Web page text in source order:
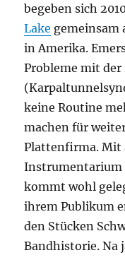
begeben sich
Lake gemeinsam
in Amerika.
Probleme mit
keine Routine
machen für
Plattenfirma. Mit
Instrumentarium
kommt wohl
ihrem Publikum
den Stücken
Bandhistorie. Na